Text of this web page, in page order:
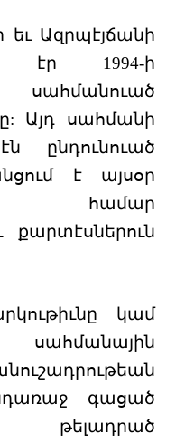
Ազրպէյճանի
էր 1994-ի
Այդ սահմանի
ընդունուած
է այսօր
համար
քարտէսներուն
կամ
սահմանային
գացած